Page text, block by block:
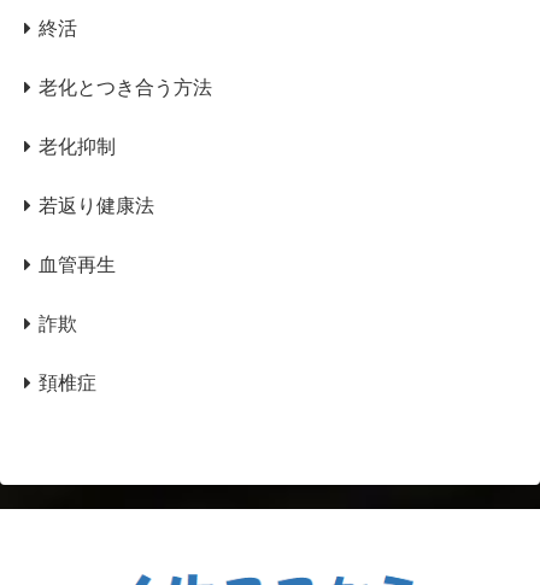
終活
老化とつき合う方法
老化抑制
若返り健康法
血管再生
詐欺
頚椎症